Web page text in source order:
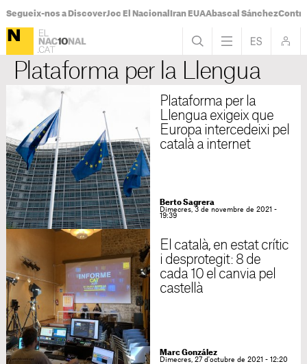
Segueix-nos a DiscoverJoc El Nacional Iran EUAAbascal Sánchez
Plataforma per la Llengua
Plataforma per la
Llengua exigeix que
Europa intercedeixi pel
català a internet
Berto Sagrera
Dimecres, 3 de novembre de 2021 -
19:39
El català, en estat crític
i desprotegit: 8 de
cada 10 el canvia pel
castellà
Marc González
Dimecres, 27 d'octubre de 2021 - 12:20